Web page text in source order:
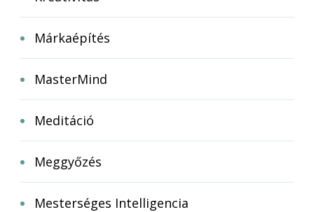
Márkaépítés
MasterMind
Meditáció
Meggyőzés
Mesterséges Intelligencia